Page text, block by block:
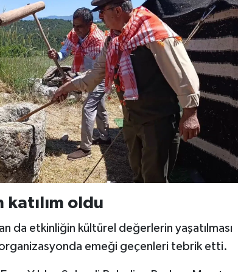
katılım oldu
da etkinliğin kültürel değerlerin yaşatılması
organizasyonda emeği geçenleri tebrik etti.